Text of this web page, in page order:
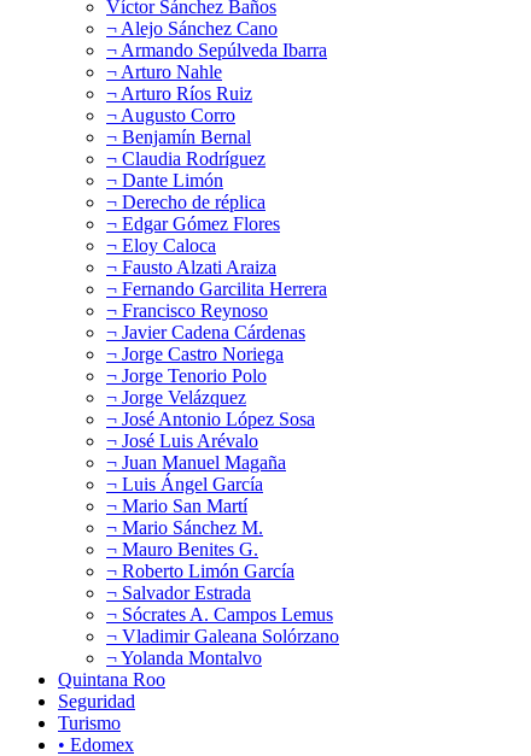
Víctor Sánchez Baños
¬ Alejo Sánchez Cano
¬ Armando Sepúlveda Ibarra
¬ Arturo Nahle
¬ Arturo Ríos Ruiz
¬ Augusto Corro
¬ Benjamín Bernal
¬ Claudia Rodríguez
¬ Dante Limón
¬ Derecho de réplica
¬ Edgar Gómez Flores
¬ Eloy Caloca
¬ Fausto Alzati Araiza
¬ Fernando Garcilita Herrera
¬ Francisco Reynoso
¬ Javier Cadena Cárdenas
¬ Jorge Castro Noriega
¬ Jorge Tenorio Polo
¬ Jorge Velázquez
¬ José Antonio López Sosa
¬ José Luis Arévalo
¬ Juan Manuel Magaña
¬ Luis Ángel García
¬ Mario San Martí
¬ Mario Sánchez M.
¬ Mauro Benites G.
¬ Roberto Limón García
¬ Salvador Estrada
¬ Sócrates A. Campos Lemus
¬ Vladimir Galeana Solórzano
¬ Yolanda Montalvo
Quintana Roo
Seguridad
Turismo
• Edomex